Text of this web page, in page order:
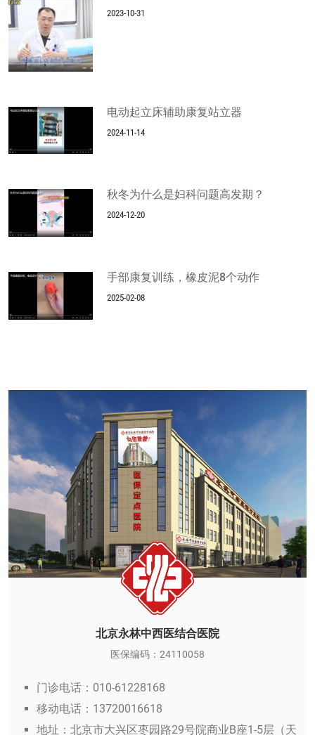
2023-10-31
电动起立床辅助康复站立器
2024-11-14
秋冬为什么是妇科问题高发期？
2024-12-20
手部康复训练，橡皮泥8个动作
2025-02-08
北京永林中西医结合医院
医保编码：24110058
门诊电话：010-61228168
移动电话：13720016618
地址：北京市大兴区枣园路29号院商业B座1-5层（天